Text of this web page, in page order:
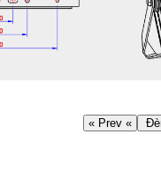
« Prev «